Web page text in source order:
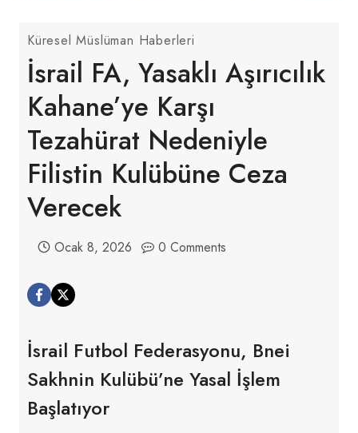
Küresel Müslüman Haberleri
İsrail FA, Yasaklı Aşırıcılık
Kahane’ye Karşı
Tezahürat Nedeniyle
Filistin Kulübüne Ceza
Verecek
Ocak 8, 2026 0 Comments
İsrail Futbol Federasyonu, Bnei
Sakhnin Kulübü’ne Yasal İşlem
Başlatıyor